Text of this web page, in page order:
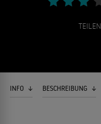
TEILEN
INFO BESCHREIBUNG